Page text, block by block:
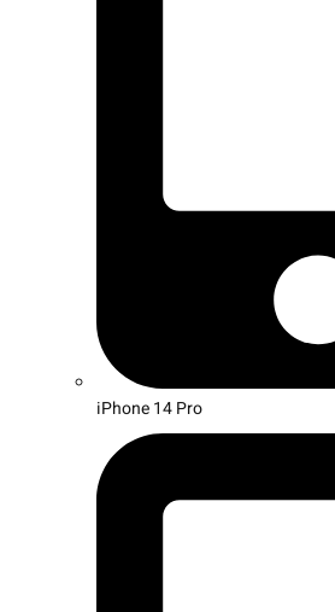
iPhone 14 Pro